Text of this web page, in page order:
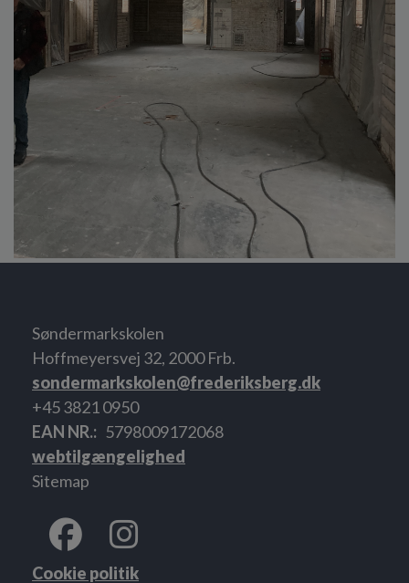
Søndermarkskolen
Hoffmeyersvej 32, 2000 Frb.
sondermarkskolen@frederiksberg.dk
+45 3821 0950
EAN NR.
5798009172068
webtilgængelighed
Sitemap
Cookie politik